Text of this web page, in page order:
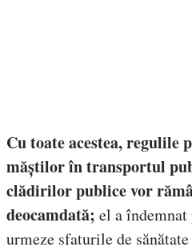
Cu toate acestea,
măștilor în transportul
clădirilor publice vor
deocamdată; el a
urmeze sfaturile de